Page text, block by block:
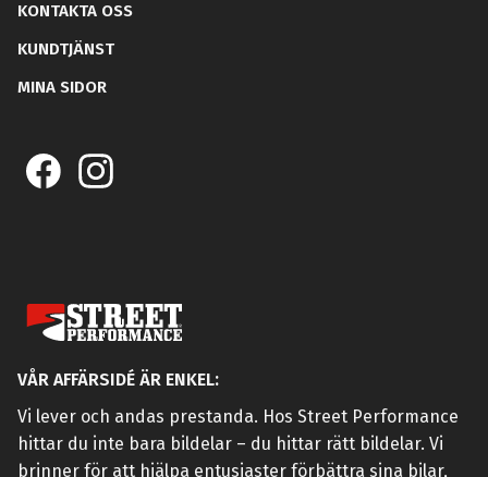
KONTAKTA OSS
KUNDTJÄNST
MINA SIDOR
VÅR AFFÄRSIDÉ ÄR ENKEL:
Vi lever och andas prestanda. Hos Street Performance
hittar du inte bara bildelar – du hittar rätt bildelar. Vi
brinner för att hjälpa entusiaster förbättra sina bilar,